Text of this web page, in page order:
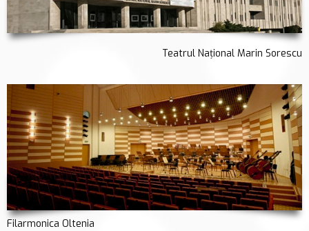
Teatrul Național Marin Sorescu
Filarmonica Oltenia